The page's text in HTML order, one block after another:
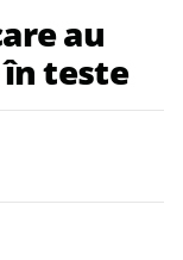
au
teste